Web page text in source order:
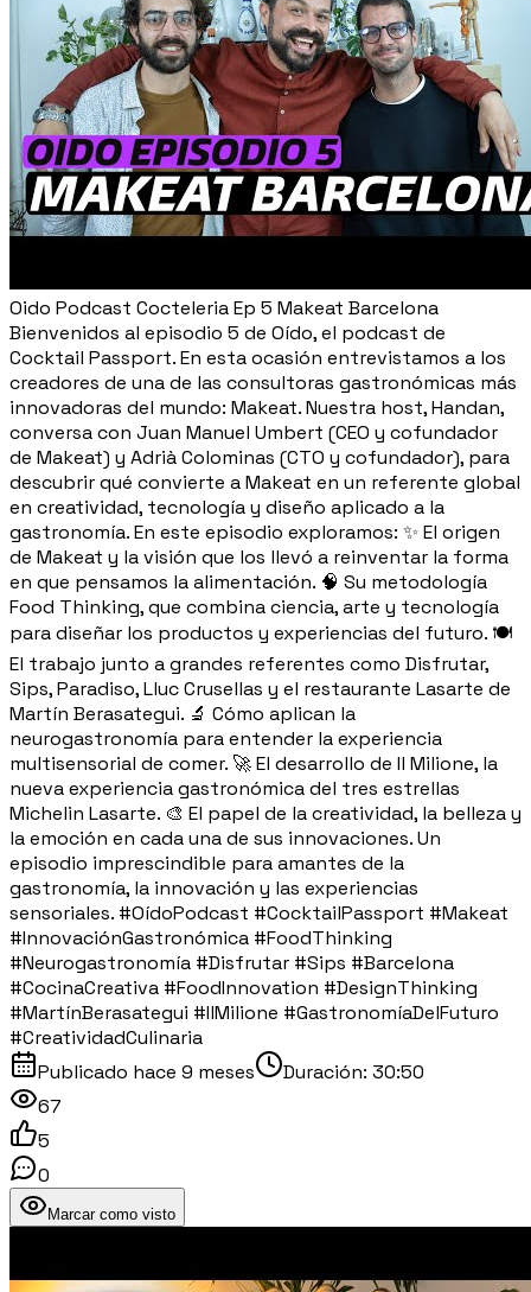
Oido Podcast Cocteleria Ep 5 Makeat Barcelona
Bienvenidos al episodio 5 de Oído, el podcast de
Cocktail Passport. En esta ocasión entrevistamos a los
creadores de una de las consultoras gastronómicas más
innovadoras del mundo: Makeat. Nuestra host, Handan,
conversa con Juan Manuel Umbert (CEO y cofundador
de Makeat) y Adrià Colominas (CTO y cofundador), para
descubrir qué convierte a Makeat en un referente global
en creatividad, tecnología y diseño aplicado a la
gastronomía. En este episodio exploramos: ✨ El origen
de Makeat y la visión que los llevó a reinventar la forma
en que pensamos la alimentación. 🧠 Su metodología
Food Thinking, que combina ciencia, arte y tecnología
para diseñar los productos y experiencias del futuro. 🍽️
El trabajo junto a grandes referentes como Disfrutar,
Sips, Paradiso, Lluc Crusellas y el restaurante Lasarte de
Martín Berasategui. 🔬 Cómo aplican la
neurogastronomía para entender la experiencia
multisensorial de comer. 🚀 El desarrollo de Il Milione, la
nueva experiencia gastronómica del tres estrellas
Michelin Lasarte. 🎨 El papel de la creatividad, la belleza y
la emoción en cada una de sus innovaciones. Un
episodio imprescindible para amantes de la
gastronomía, la innovación y las experiencias
sensoriales. #OídoPodcast #CocktailPassport #Makeat
#InnovaciónGastronómica #FoodThinking
#Neurogastronomía #Disfrutar #Sips #Barcelona
#CocinaCreativa #FoodInnovation #DesignThinking
#MartínBerasategui #IlMilione #GastronomíaDelFuturo
#CreatividadCulinaria
Publicado hace 9 meses Duración: 30:50
67
5
0
Marcar como visto